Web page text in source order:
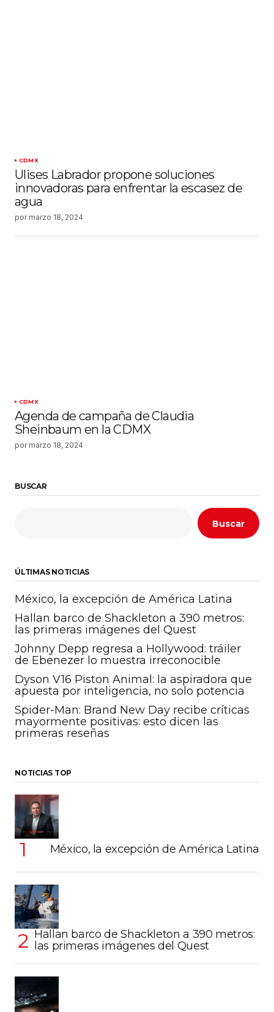
CDMX
Ulises Labrador propone soluciones
innovadoras para enfrentar la escasez de
agua
por marzo 18, 2024
CDMX
Agenda de campaña de Claudia
Sheinbaum en la CDMX
por marzo 18, 2024
BUSCAR
Buscar
ÚLTIMAS NOTICIAS
México, la excepción de América Latina
Hallan barco de Shackleton a 390 metros:
las primeras imágenes del Quest
Johnny Depp regresa a Hollywood: tráiler
de Ebenezer lo muestra irreconocible
Dyson V16 Piston Animal: la aspiradora que
apuesta por inteligencia, no solo potencia
Spider-Man: Brand New Day recibe críticas
mayormente positivas: esto dicen las
primeras reseñas
NOTICIAS TOP
México, la excepción de América Latina
Hallan barco de Shackleton a 390 metros:
las primeras imágenes del Quest